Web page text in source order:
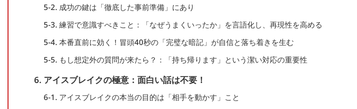
5-2. 成功の鍵は「徹底した事前準備」にあり
5-3. 練習で意識すべきこと：「なぜうまくいったか」を言語化し、再現性を高める
5-4. 本番直前に効く！冒頭40秒の「完璧な暗記」が自信と落ち着きを生む
5-5. もし想定外の質問が来たら？：「持ち帰ります」という潔い対応の重要性
6. アイスブレイクの極意：面白い話は不要！
6-1. アイスブレイクの本当の目的は「相手を動かす」こと